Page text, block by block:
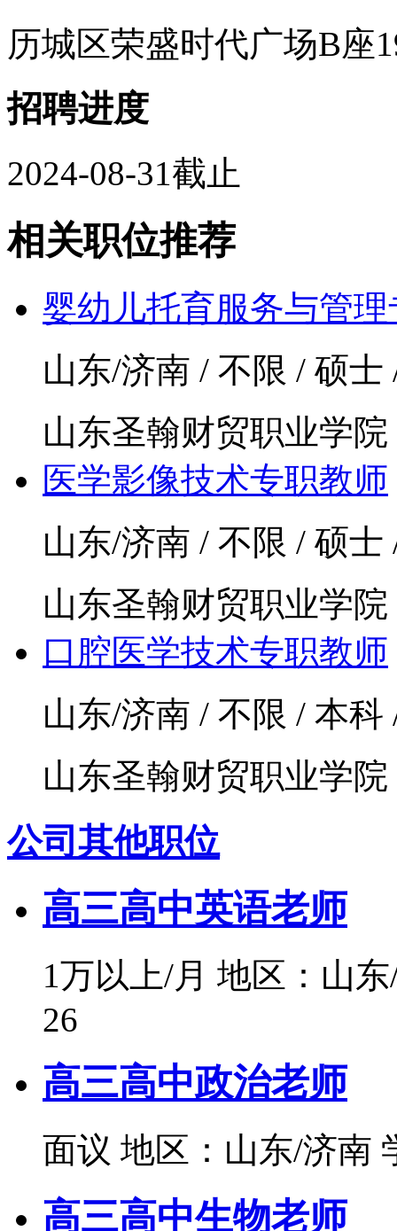
历城区荣盛时代广场B座
招聘进度
2024-08-31截止
相关职位推荐
婴幼儿托育服务与管理
山东/济南 / 不限 / 硕士
山东圣翰财贸职业学院
医学影像技术专职教师
山东/济南 / 不限 / 硕士
山东圣翰财贸职业学院
口腔医学技术专职教师
山东/济南 / 不限 / 本科
山东圣翰财贸职业学院
公司其他职位
高三高中英语老师
1万以上/月 地区：山
26
高三高中政治老师
面议 地区：山东/济南
高三高中生物老师